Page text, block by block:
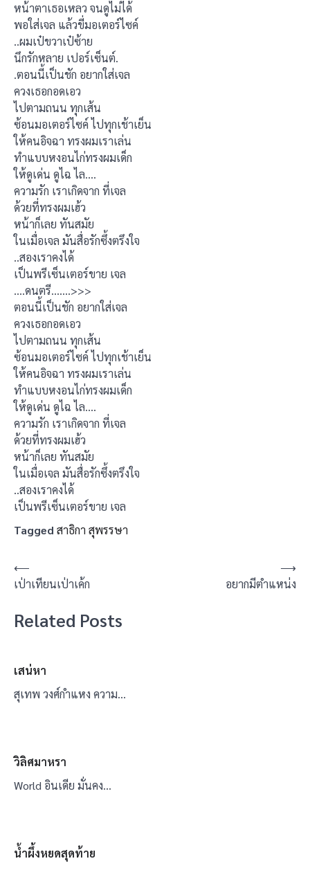
หน้าตาเธอเหลว จนดูไม่ได้
พอใส่เจล แล้วขี่มอเตอร์ไซค์
..ผมเป๋ขวาเป๋ซ้าย
นึกรักหลาย เปอร์เซ็นต์.
.ตอนนี้เป็นชัก อยากใส่เจล
ควงเธอกอดเอว
ไปตามถนน ทุกเส้น
ซ้อนมอเตอร์ไซค์ ไปทุกเช้าเย็น
ให้คนอิจฉา ทรงผมเราเล่น
ทำแบบหงอนไก่ทรงผมเด็ก
ให้ดูเด่น ดูไฉ ไล….
ความรัก เราเกิดจาก ที่เจล
ด้วยที่ทรงผมเฮ้ว
หน้าก็เลย ทันสมัย
ในเมื่อเจล มันสื่อรักซึ้งตรึงใจ
..สองเราคงได้
เป็นพรีเซ็นเตอร์ขาย เจล
….ดนตรี…….>>>
ตอนนี้เป็นชัก อยากใส่เจล
ควงเธอกอดเอว
ไปตามถนน ทุกเส้น
ซ้อนมอเตอร์ไซค์ ไปทุกเช้าเย็น
ให้คนอิจฉา ทรงผมเราเล่น
ทำแบบหงอนไก่ทรงผมเด็ก
ให้ดูเด่น ดูไฉ ไล….
ความรัก เราเกิดจาก ที่เจล
ด้วยที่ทรงผมเฮ้ว
หน้าก็เลย ทันสมัย
ในเมื่อเจล มันสื่อรักซึ้งตรึงใจ
..สองเราคงได้
เป็นพรีเซ็นเตอร์ขาย เจล
Tagged สาธิกา สุพรรษา
แนะแนว
เรื่อง
⟵
เป่าเทียนเป่าเค้ก
อยากมีตำแหน่ง
⟶
Related Posts
เสน่หา
สุเทพ วงศ์กำแหง ความ…
วิลิศมาหรา
World อินเดีย มั่นคง…
น้ำผึ้งหยดสุดท้าย